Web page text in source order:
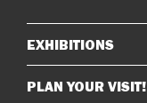
Sitemap
EXHIBITIONS
PLAN YOUR VISIT!